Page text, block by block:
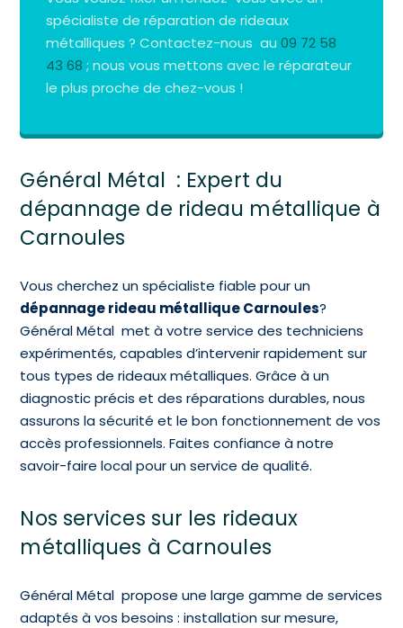
spécialiste de réparation de rideaux
métalliques ? Contactez-nous au09 72 58
43 68 ; nous vous mettons avec le réparateur
le plus proche de chez-vous !
Général Métal : Expert du
dépannage de rideau métallique à
Carnoules
Vous cherchez un spécialiste fiable pour un
dépannage rideau métallique Carnoules?
Général Métal met à votre service des techniciens
expérimentés, capables d’intervenir rapidement sur
tous types de rideaux métalliques. Grâce à un
diagnostic précis et des réparations durables, nous
assurons la sécurité et le bon fonctionnement de vos
accès professionnels. Faites confiance à notre
savoir-faire local pour un service de qualité.
Nos services sur les rideaux
métalliques à Carnoules
Général Métal propose une large gamme de services
adaptés à vos besoins : installation sur mesure,